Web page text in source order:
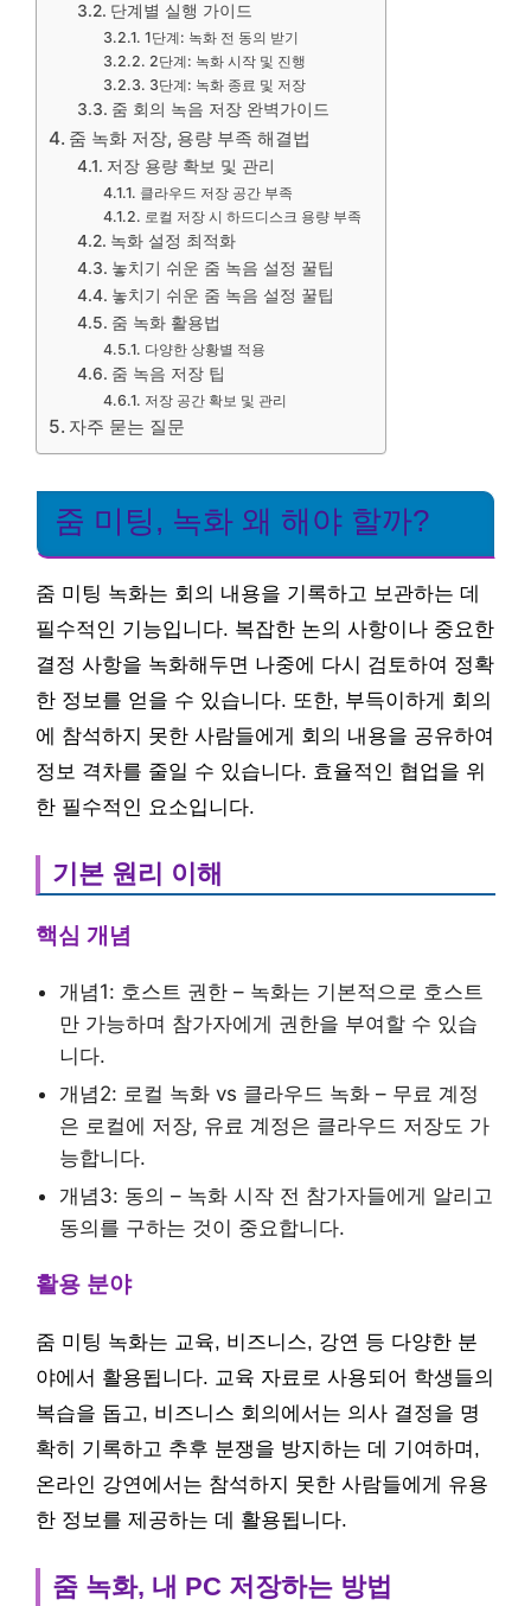
단계별 실행 가이드
1단계: 녹화 전 동의 받기
2단계: 녹화 시작 및 진행
3단계: 녹화 종료 및 저장
줌 회의 녹음 저장 완벽가이드
줌 녹화 저장, 용량 부족 해결법
저장 용량 확보 및 관리
클라우드 저장 공간 부족
로컬 저장 시 하드디스크 용량 부족
녹화 설정 최적화
놓치기 쉬운 줌 녹음 설정 꿀팁
놓치기 쉬운 줌 녹음 설정 꿀팁
줌 녹화 활용법
다양한 상황별 적용
줌 녹음 저장 팁
저장 공간 확보 및 관리
자주 묻는 질문
줌 미팅, 녹화 왜 해야 할까?
줌 미팅 녹화는 회의 내용을 기록하고 보관하는 데
필수적인 기능입니다. 복잡한 논의 사항이나 중요한
결정 사항을 녹화해두면 나중에 다시 검토하여 정확
한 정보를 얻을 수 있습니다. 또한, 부득이하게 회의
에 참석하지 못한 사람들에게 회의 내용을 공유하여
정보 격차를 줄일 수 있습니다. 효율적인 협업을 위
한 필수적인 요소입니다.
기본 원리 이해
핵심 개념
개념1: 호스트 권한 – 녹화는 기본적으로 호스트
만 가능하며 참가자에게 권한을 부여할 수 있습
니다.
개념2: 로컬 녹화 vs 클라우드 녹화 – 무료 계정
은 로컬에 저장, 유료 계정은 클라우드 저장도 가
능합니다.
개념3: 동의 – 녹화 시작 전 참가자들에게 알리고
동의를 구하는 것이 중요합니다.
활용 분야
줌 미팅 녹화는 교육, 비즈니스, 강연 등 다양한 분
야에서 활용됩니다. 교육 자료로 사용되어 학생들의
복습을 돕고, 비즈니스 회의에서는 의사 결정을 명
확히 기록하고 추후 분쟁을 방지하는 데 기여하며,
온라인 강연에서는 참석하지 못한 사람들에게 유용
한 정보를 제공하는 데 활용됩니다.
줌 녹화, 내 PC 저장하는 방법